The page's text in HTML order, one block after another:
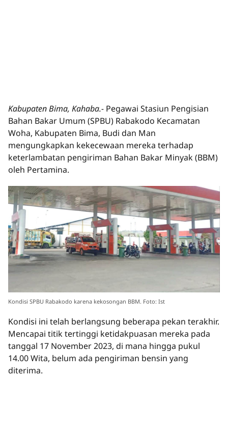
Kabupaten Bima, Kahaba.- Pegawai Stasiun Pengisian
Bahan Bakar Umum (SPBU) Rabakodo Kecamatan
Woha, Kabupaten Bima, Budi dan Man
mengungkapkan kekecewaan mereka terhadap
keterlambatan pengiriman Bahan Bakar Minyak (BBM)
oleh Pertamina.
Kondisi SPBU Rabakodo karena kekosongan BBM. Foto: Ist
Kondisi ini telah berlangsung beberapa pekan terakhir.
Mencapai titik tertinggi ketidakpuasan mereka pada
tanggal 17 November 2023, di mana hingga pukul
14.00 Wita, belum ada pengiriman bensin yang
diterima.